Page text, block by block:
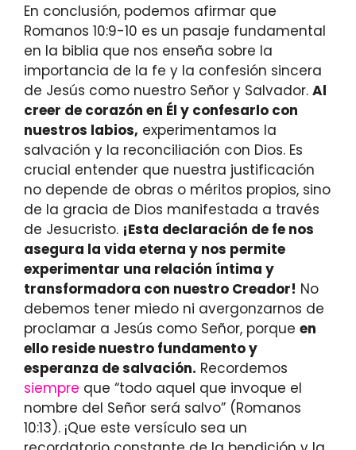
En conclusión, podemos afirmar que
Romanos 10:9-10 es un pasaje fundamental
en la biblia que nos enseña sobre la
importancia de la fe y la confesión sincera
de Jesús como nuestro Señor y Salvador. Al
creer de corazón en Él y confesarlo con
nuestros labios, experimentamos la
salvación y la reconciliación con Dios. Es
crucial entender que nuestra justificación
no depende de obras o méritos propios, sino
de la gracia de Dios manifestada a través
de Jesucristo. ¡Esta declaración de fe nos
asegura la vida eterna y nos permite
experimentar una relación íntima y
transformadora con nuestro Creador! No
debemos tener miedo ni avergonzarnos de
proclamar a Jesús como Señor, porque en
ello reside nuestro fundamento y
esperanza de salvación. Recordemos
siempre que “todo aquel que invoque el
nombre del Señor será salvo” (Romanos
10:13). ¡Que este versículo sea un